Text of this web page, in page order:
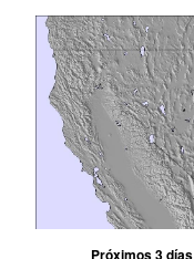
Próximos 3 días